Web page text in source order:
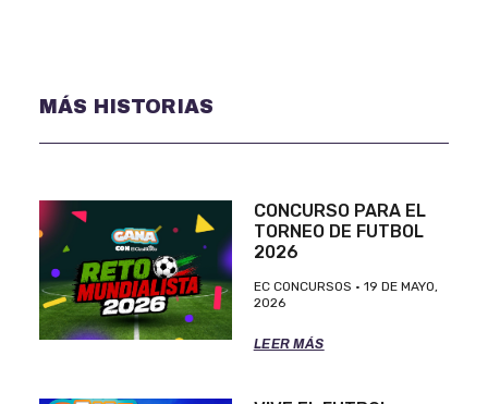
MÁS HISTORIAS
CONCURSO PARA EL
TORNEO DE FUTBOL
2026
EC CONCURSOS
19 DE MAYO,
2026
LEER MÁS